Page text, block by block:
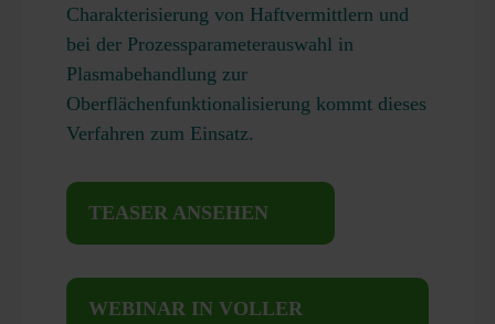
Charakterisierung von Haftvermittlern und
bei der Prozessparameterauswahl in
Plasmabehandlung zur
Oberflächenfunktionalisierung kommt dieses
Verfahren zum Einsatz.
TEASER ANSEHEN
WEBINAR IN VOLLER